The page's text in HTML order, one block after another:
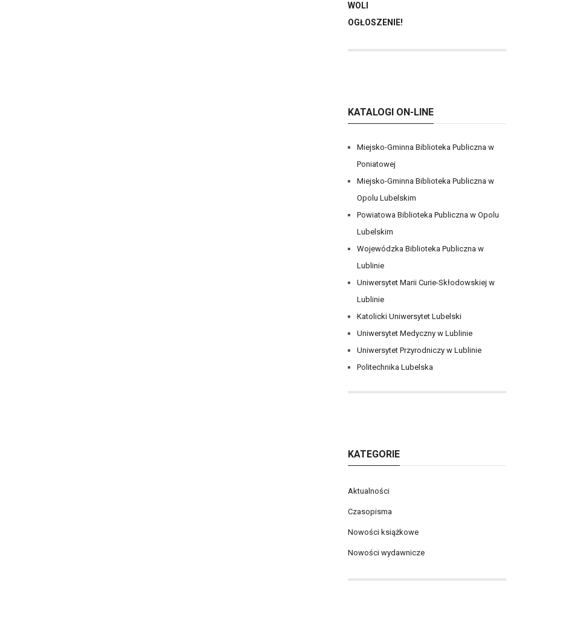
WOLI
OGŁOSZENIE!
KATALOGI ON-LINE
Miejsko-Gminna Biblioteka Publiczna w
Poniatowej
Miejsko-Gminna Biblioteka Publiczna w
Opolu Lubelskim
Powiatowa Biblioteka Publiczna w Opolu
Lubelskim
Wojewódzka Biblioteka Publiczna w
Lublinie
Uniwersytet Marii Curie-Skłodowskiej w
Lublinie
Katolicki Uniwersytet Lubelski
Uniwersytet Medyczny w Lublinie
Uniwersytet Przyrodniczy w Lublinie
Politechnika Lubelska
KATEGORIE
Aktualności
Czasopisma
Nowości książkowe
Nowości wydawnicze